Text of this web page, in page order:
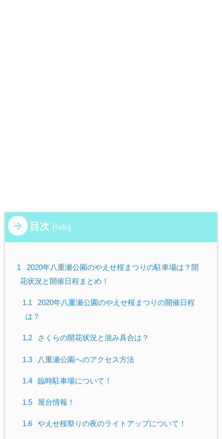
目次 [hide]
1
2020年八重瀬公園のやえせ桜まつりの駐車場は？開
花状況と開催日程まとめ！
1.1
2020年八重瀬公園のやえせ桜まつりの開催日程
は？
1.2 さくらの開花状況と混み具合は？
1.3 八重瀬公園へのアクセス方法
1.4 臨時駐車場について！
1.5 屋台情報！
1.6 やえせ桜祭りの夜のライトアップについて！